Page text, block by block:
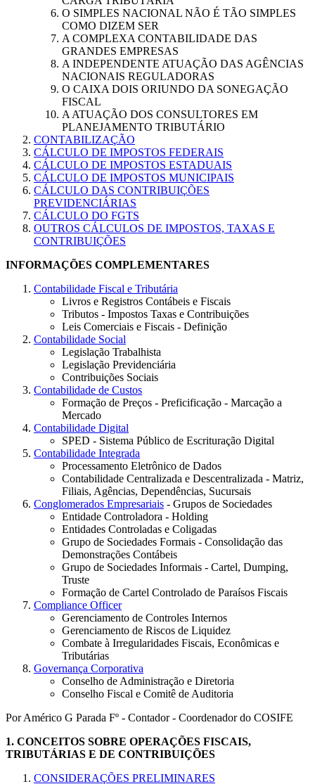
O SIMPLES NACIONAL NÃO É TÃO SIMPLES
COMO DIZEM SER
A COMPLEXA CONTABILIDADE DAS
GRANDES EMPRESAS
A INDEPENDENTE ATUAÇÃO DAS AGÊNCIAS
NACIONAIS REGULADORAS
O CAIXA DOIS ORIUNDO DA SONEGAÇÃO
FISCAL
A ATUAÇÃO DOS CONSULTORES EM
PLANEJAMENTO TRIBUTÁRIO
CONTABILIZAÇÃO
CÁLCULO DE IMPOSTOS FEDERAIS
CÁLCULO DE IMPOSTOS ESTADUAIS
CÁLCULO DE IMPOSTOS MUNICIPAIS
CÁLCULO DAS CONTRIBUIÇÕES
PREVIDENCIÁRIAS
CÁLCULO DO FGTS
OUTROS CÁLCULOS DE IMPOSTOS, TAXAS E
CONTRIBUIÇÕES
INFORMAÇÕES COMPLEMENTARES
Contabilidade Fiscal e Tributária
Livros e Registros Contábeis e Fiscais
Tributos - Impostos Taxas e Contribuições
Leis Comerciais e Fiscais - Definição
Contabilidade Social
Legislação Trabalhista
Legislação Previdenciária
Contribuições Sociais
Contabilidade de Custos
Formação de Preços - Preficificação - Marcação a
Mercado
Contabilidade Digital
SPED - Sistema Público de Escrituração Digital
Contabilidade Integrada
Processamento Eletrônico de Dados
Contabilidade Centralizada e Descentralizada - Matriz,
Filiais, Agências, Dependências, Sucursais
Conglomerados Empresariais - Grupos de Sociedades
Entidade Controladora - Holding
Entidades Controladas e Coligadas
Grupo de Sociedades Formais - Consolidação das
Demonstrações Contábeis
Grupo de Sociedades Informais - Cartel, Dumping,
Truste
Formação de Cartel Controlado de Paraísos Fiscais
Compliance Officer
Gerenciamento de Controles Internos
Gerenciamento de Riscos de Liquidez
Combate à Irregularidades Fiscais, Econômicas e
Tributárias
Governança Corporativa
Conselho de Administração e Diretoria
Conselho Fiscal e Comitê de Auditoria
Por Américo G Parada Fº - Contador - Coordenador do COSIFE
1. CONCEITOS SOBRE OPERAÇÕES FISCAIS,
TRIBUTÁRIAS E DE CONTRIBUIÇÕES
CONSIDERAÇÕES PRELIMINARES